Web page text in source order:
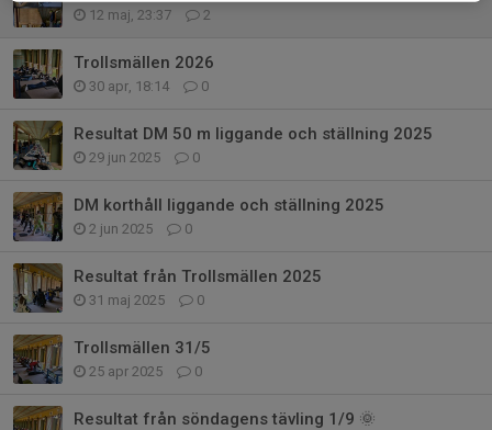
12 maj, 23:37 2
Trollsmällen 2026
30 apr, 18:14 0
Resultat DM 50 m liggande och ställning 2025
29 jun 2025 0
DM korthåll liggande och ställning 2025
2 jun 2025 0
Resultat från Trollsmällen 2025
31 maj 2025 0
Trollsmällen 31/5
25 apr 2025 0
Resultat från söndagens tävling 1/9 🌞